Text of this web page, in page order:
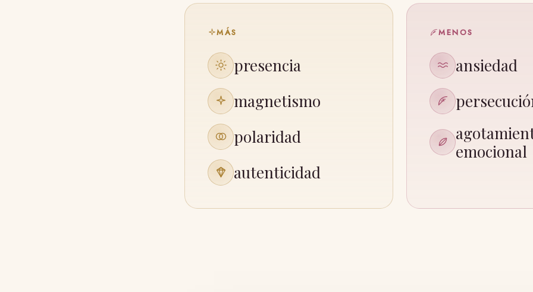
MÁS
presencia
magnetismo
polaridad
autenticidad
MENOS
ansiedad
emocional